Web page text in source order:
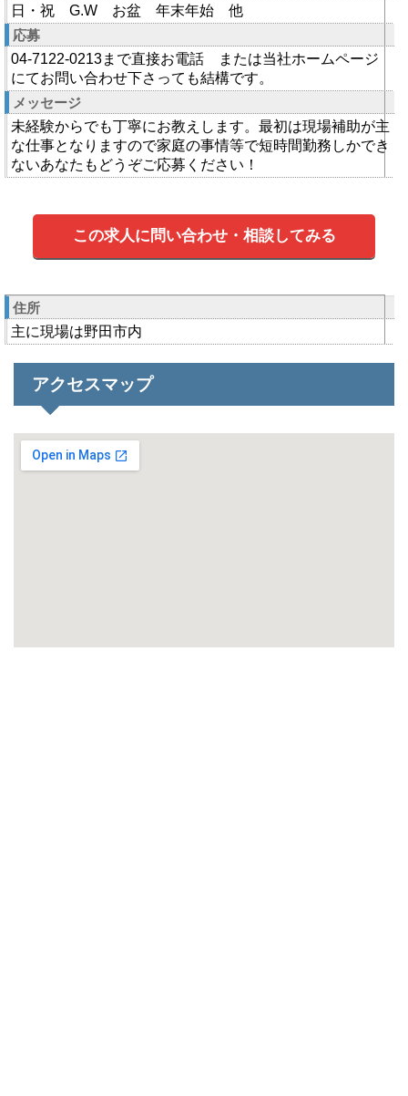
日・祝 G.W お盆 年末年始 他
応募
04-7122-0213まで直接お電話 または当社ホームページ
にてお問い合わせ下さっても結構です。
メッセージ
未経験からでも丁寧にお教えします。最初は現場補助が主
な仕事となりますので家庭の事情等で短時間勤務しかでき
ないあなたもどうぞご応募ください！
この求人に問い合わせ・相談してみる
住所
主に現場は野田市内
アクセスマップ